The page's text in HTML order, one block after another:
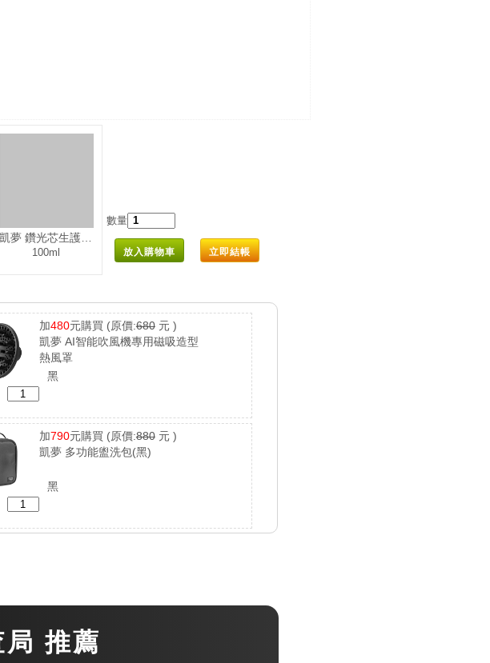
凱夢 鑽光芯生護髮油(保濕)
100ml
數量
放入購物車 立即結帳
加480元購買 (原價:680元 )
凱夢 AI智能吹風機專用磁吸造型
熱風罩
黑
加790元購買 (原價:880元 )
凱夢 多功能盥洗包(黑)
黑